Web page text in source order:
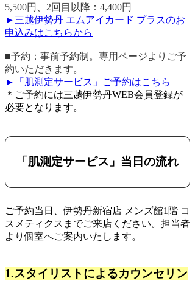
5,500円、2回目以降：4,400円
►三越伊勢丹 エムアイカード プラスのお
申込みはこちらから
■予約：事前予約制。専用ページよりご予
約いただきます。
►「肌測定サービス」ご予約はこちら
＊ご予約には三越伊勢丹WEB会員登録が
必要となります。
「肌測定サービス」当日の流れ
ご予約当日、伊勢丹新宿店 メンズ館1階 コ
スメティクスまでご来店ください。担当者
より個室へご案内いたします。
1.スタイリストによるカウンセリン